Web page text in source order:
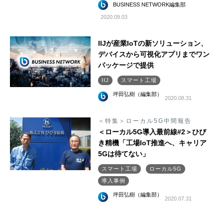
BUSINESS NETWORK編集部
2020.09.03
IIJが産業IoTの新ソリューション、
デバイスから可視化アプリまでワン
パッケージで提供
IIJ スマート工場
坪田弘樹（編集部）
2020.08.31
＜特集＞ローカル5G中間報告
＜ローカル5G導入最前線#2＞ひび
き精機「工場IoT推進へ、キャリア
5Gは待てない」
スマート工場
ローカル5G
導入事例
坪田弘樹（編集部）
2020.07.31